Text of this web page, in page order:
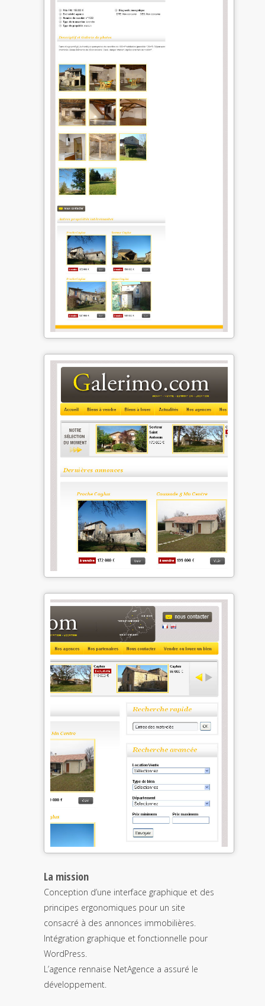
La mission
Conception d’une interface graphique et des
principes ergonomiques pour un site
consacré à des annonces immobilières.
Intégration graphique et fonctionnelle pour
WordPress.
L’agence rennaise NetAgence a assuré le
développement.